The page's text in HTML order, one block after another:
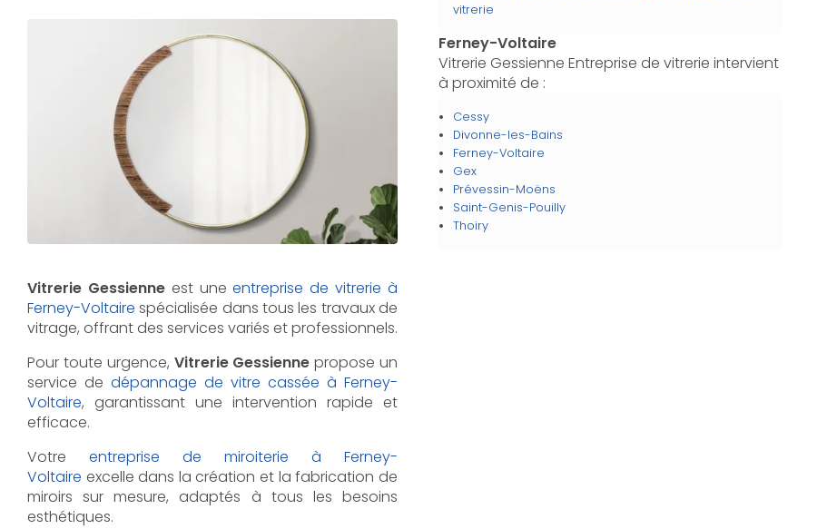
Vitrerie Gessienneest uneentreprise de vitrerie à
Ferney-Voltaire spécialisée dans tous les travaux de
vitrage, offrant des services variés et professionnels.
Pour toute urgence, Vitrerie Gessienne propose un
service de dépannage de vitre cassée à Ferney-
Voltaire, garantissant une intervention rapide et
efficace.
Votre entreprise de miroiterie à Ferney-
Voltaire excelle dans la création et la fabrication de
miroirs sur mesure, adaptés à tous les besoins
esthétiques.
vitrerie
Ferney-Voltaire
Vitrerie Gessienne Entreprise de vitrerie intervient
à proximité de :
Cessy
Divonne-les-Bains
Ferney-Voltaire
Gex
Prévessin-Moëns
Saint-Genis-Pouilly
Thoiry